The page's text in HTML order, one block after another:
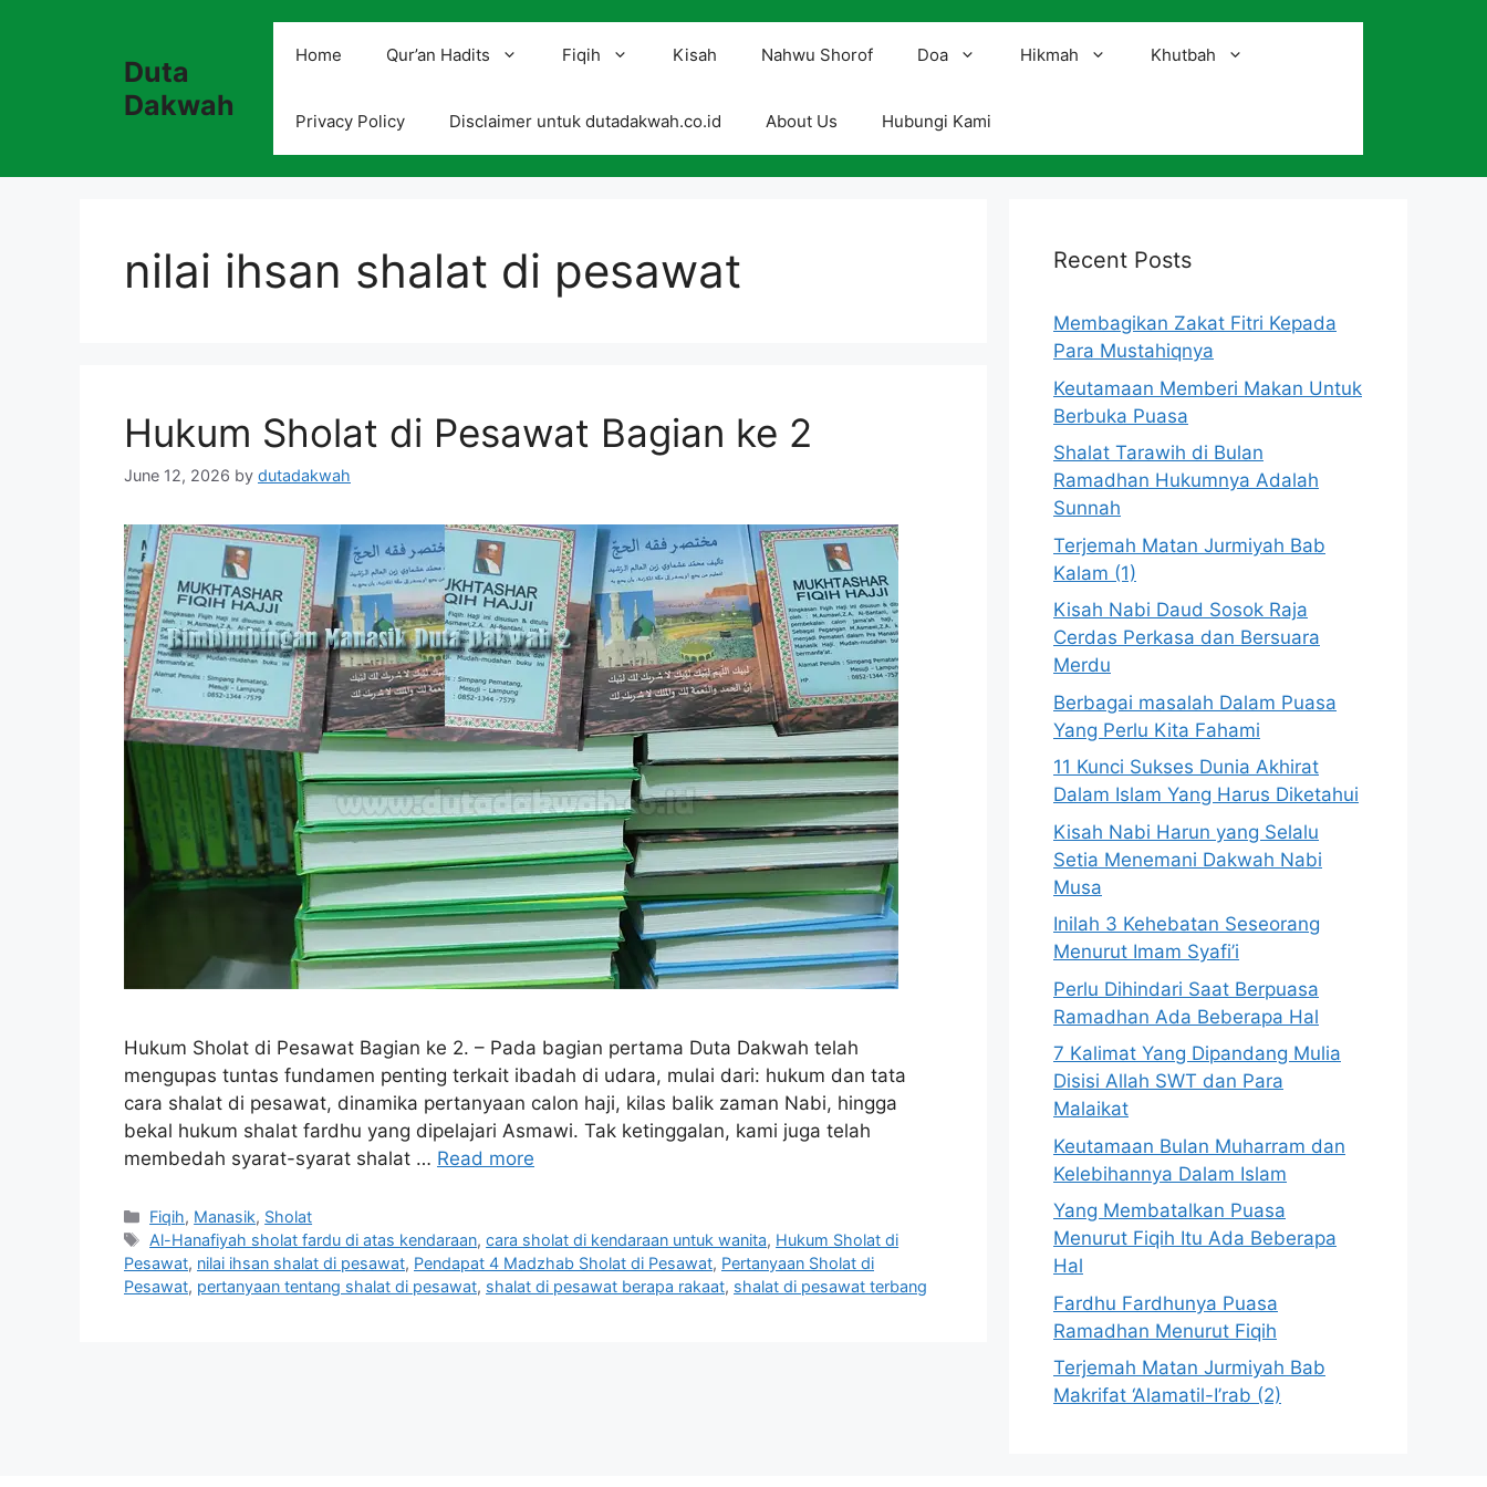
Duta
Dakwah
Home Qur’an Hadits Fiqih Kisah Nahwu Shorof Doa Hikmah Khutbah
Privacy Policy Disclaimer untuk dutadakwah.co.id About Us Hubungi Kami
nilai ihsan shalat di pesawat
Hukum Sholat di Pesawat Bagian ke 2
June 12, 2026 by dutadakwah
Hukum Sholat di Pesawat Bagian ke 2. – Pada bagian pertama Duta Dakwah telah
mengupas tuntas fundamen penting terkait ibadah di udara, mulai dari: hukum dan tata
cara shalat di pesawat, dinamika pertanyaan calon haji, kilas balik zaman Nabi, hingga
bekal hukum shalat fardhu yang dipelajari Asmawi. Tak ketinggalan, kami juga telah
membedah syarat-syarat shalat … Read more
Categories
Fiqih, Manasik, Sholat
Tags
Al-Hanafiyah sholat fardu di atas kendaraan,cara sholat di kendaraan untuk wanita, Hukum Sholat di
Pesawat, nilai ihsan shalat di pesawat, Pendapat 4 Madzhab Sholat di Pesawat, Pertanyaan Sholat di
Pesawat, pertanyaan tentang shalat di pesawat, shalat di pesawat berapa rakaat, shalat di pesawat terbang
Recent Posts
Membagikan Zakat Fitri Kepada
Para Mustahiqnya
Keutamaan Memberi Makan Untuk
Berbuka Puasa
Shalat Tarawih di Bulan
Ramadhan Hukumnya Adalah
Sunnah
Terjemah Matan Jurmiyah Bab
Kalam (1)
Kisah Nabi Daud Sosok Raja
Cerdas Perkasa dan Bersuara
Merdu
Berbagai masalah Dalam Puasa
Yang Perlu Kita Fahami
11 Kunci Sukses Dunia Akhirat
Dalam Islam Yang Harus Diketahui
Kisah Nabi Harun yang Selalu
Setia Menemani Dakwah Nabi
Musa
Inilah 3 Kehebatan Seseorang
Menurut Imam Syafi’i
Perlu Dihindari Saat Berpuasa
Ramadhan Ada Beberapa Hal
7 Kalimat Yang Dipandang Mulia
Disisi Allah SWT dan Para
Malaikat
Keutamaan Bulan Muharram dan
Kelebihannya Dalam Islam
Yang Membatalkan Puasa
Menurut Fiqih Itu Ada Beberapa
Hal
Fardhu Fardhunya Puasa
Ramadhan Menurut Fiqih
Terjemah Matan Jurmiyah Bab
Makrifat ‘Alamatil-I’rab (2)